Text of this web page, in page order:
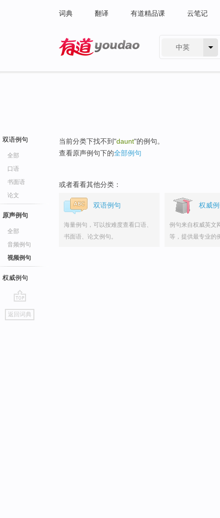
词典 翻译 有道精品课 云笔记
中英
双语例句
全部
口语
书面语
论文
原声例句
全部
音频例句
视频例句
权威例句
go
top
返回词典
当前分类下找不到"daunt"的例句。
查看原声例句下的全部例句
或者看看其他分类：
双语例句
海量例句，可以按难度查看口语、
书面语、论文例句。
权威
例句来自权威英文
等，提供最专业的